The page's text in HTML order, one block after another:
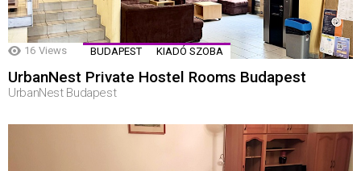
16 Views BUDAPEST KIADÓ SZOBA
UrbanNest Private Hostel Rooms Budapest
UrbanNest Budapest